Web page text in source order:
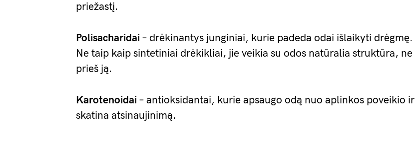
priežastį.
Polisacharidai – drėkinantys junginiai, kurie padeda odai išlaikyti drėgmę.
Ne taip kaip sintetiniai drėkikliai, jie veikia su odos natūralia struktūra, ne
prieš ją.
Karotenoidai – antioksidantai, kurie apsaugo odą nuo aplinkos poveikio ir
skatina atsinaujinimą.